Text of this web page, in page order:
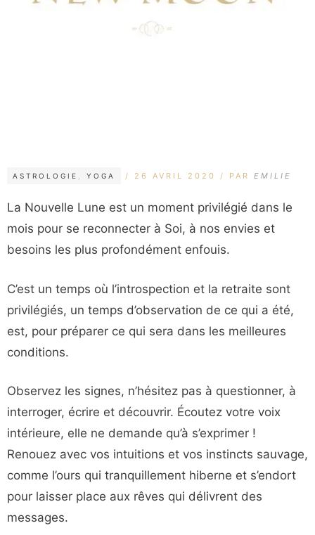
ASTROLOGIE
YOGA 26 AVRIL 2020 PAR EMILIE
La Nouvelle Lune est un moment privilégié dans le
mois pour se reconnecter à Soi, à nos envies et
besoins les plus profondément enfouis.
C’est un temps où l’introspection et la retraite sont
privilégiés, un temps d’observation de ce qui a été,
est, pour préparer ce qui sera dans les meilleures
conditions.
Observez les signes, n’hésitez pas à questionner, à
interroger, écrire et découvrir. Écoutez votre voix
intérieure, elle ne demande qu’à s’exprimer !
Renouez avec vos intuitions et vos instincts sauvage,
comme l’ours qui tranquillement hiberne et s’endort
pour laisser place aux rêves qui délivrent des
messages.